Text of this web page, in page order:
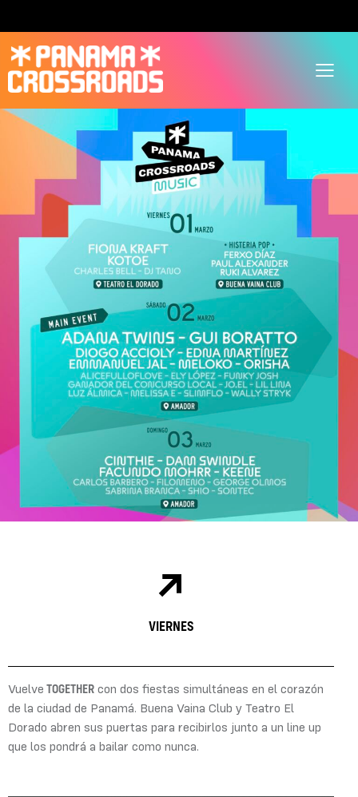
VIERNES
Vuelve TOGETHER con dos fiestas simultáneas en el corazón
de la ciudad de Panamá. Buena Vaina Club y Teatro El
Dorado abren sus puertas para recibirlos junto a un line up
que los pondrá a bailar como nunca.​